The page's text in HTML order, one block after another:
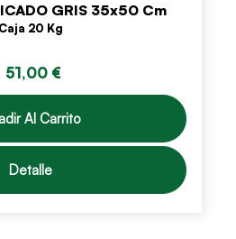
GRIS 35x50 Cm
Caja 20 Kg
51,00 €
Al Carrito
Detalle